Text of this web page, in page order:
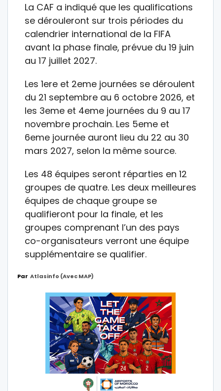
La CAF a indiqué que les qualifications
se dérouleront sur trois périodes du
calendrier international de la FIFA
avant la phase finale, prévue du 19 juin
au 17 juillet 2027.
Les 1ere et 2eme journées se déroulent
du 21 septembre au 6 octobre 2026, et
les 3eme et 4eme journées du 9 au 17
novembre prochain. Les 5eme et
6eme journée auront lieu du 22 au 30
mars 2027, selon la même source.
Les 48 équipes seront réparties en 12
groupes de quatre. Les deux meilleures
équipes de chaque groupe se
qualifieront pour la finale, et les
groupes comprenant l’un des pays
co-organisateurs verront une équipe
supplémentaire se qualifier.
Par Atlasinfo (avec MAP)